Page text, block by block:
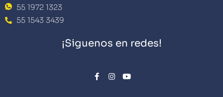
55 1972 1323
55 1543 3439
¡Siguenos en redes!
F
a
I
n
Y
o